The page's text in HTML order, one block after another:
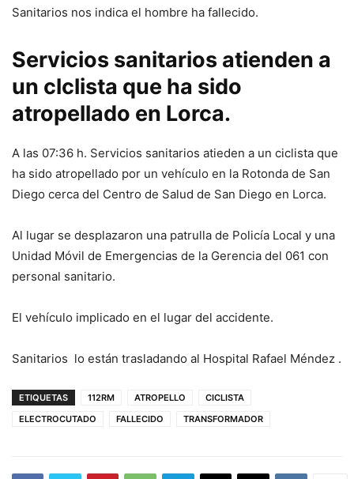
Sanitarios nos indica el hombre ha fallecido.
Servicios sanitarios atienden a
un clclista que ha sido
atropellado en Lorca.
A las 07:36 h. Servicios sanitarios atieden a un ciclista que
ha sido atropellado por un vehículo en la Rotonda de San
Diego cerca del Centro de Salud de San Diego en Lorca.
Al lugar se desplazaron una patrulla de Policía Local y una
Unidad Móvil de Emergencias de la Gerencia del 061 con
personal sanitario.
El vehículo implicado en el lugar del accidente.
Sanitarios lo están trasladando al Hospital Rafael Méndez .
ETIQUETAS 112RM ATROPELLO
CICLISTA
ELECTROCUTADO
FALLECIDO TRANSFORMADOR